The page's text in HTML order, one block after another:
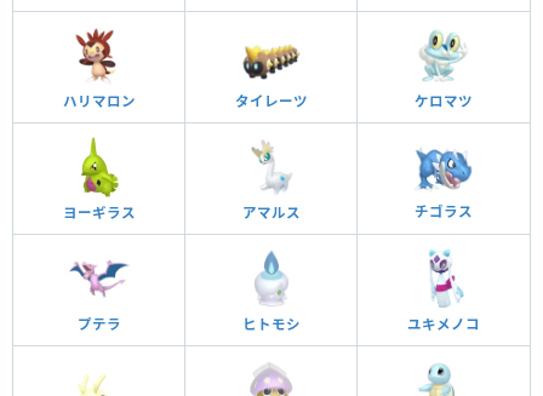
ハリマロン タイレーツ ケロマツ
ヨーギラス アマルス チゴラス
プテラ ヒトモシ ユキメノコ